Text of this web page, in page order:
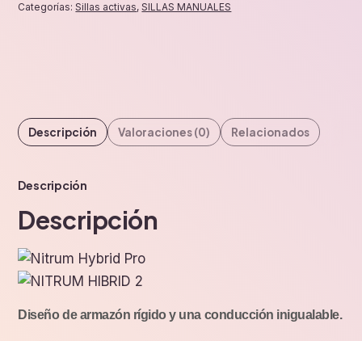
Categorías:Sillas activas,SILLAS MANUALES
Descripción Valoraciones (0) Relacionados
Descripción
Descripción
Diseño de armazón rígido y una conducción inigualable.